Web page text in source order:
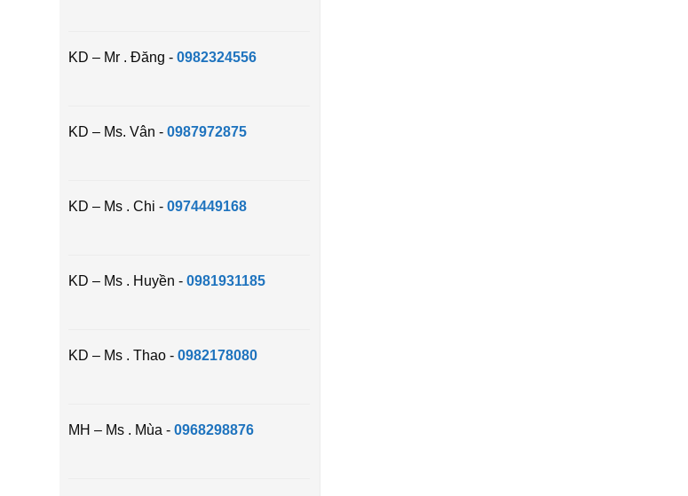
KD – Mr . Đăng - 0982324556
KD – Ms. Vân - 0987972875
KD – Ms . Chi - 0974449168
KD – Ms . Huyền - 0981931185
KD – Ms . Thao - 0982178080
MH – Ms . Mùa - 0968298876